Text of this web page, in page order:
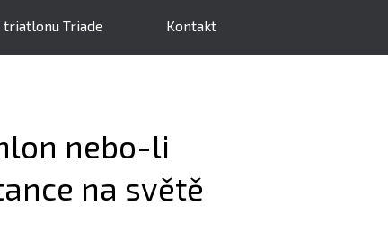
triatlonu Triade Kontakt
nebo-li
na světě